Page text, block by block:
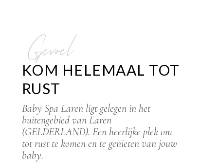
Gevoel
KOM HELEMAAL TOT
RUST
Baby Spa Laren ligt gelegen in het
buitengebied van Laren
(GELDERLAND). Een heerlijke plek om
tot rust te komen en te genieten van jouw
baby.